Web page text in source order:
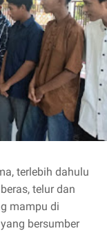
terlebih dahulu
telur dan
mampu di
bersumber